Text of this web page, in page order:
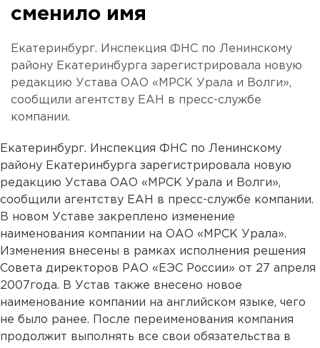
сменило имя
Екатеринбург. Инспекция ФНС по Ленинскому
району Екатеринбурга зарегистрировала новую
редакцию Устава ОАО «МРСК Урала и Волги»,
сообщили агентству ЕАН в пресс-службе
компании.
Екатеринбург. Инспекция ФНС по Ленинскому
району Екатеринбурга зарегистрировала новую
редакцию Устава ОАО «МРСК Урала и Волги»,
сообщили агентству ЕАН в пресс-службе компании.
В новом Уставе закреплено изменение
наименования компании на ОАО «МРСК Урала».
Изменения внесены в рамках исполнения решения
Совета директоров РАО «ЕЭС России» от 27 апреля
2007года. В Устав также внесено новое
наименование компании на английском языке, чего
не было ранее. После переименования компания
продолжит выполнять все свои обязательства в